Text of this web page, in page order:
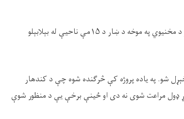
د مخنیوي په موخه د ښار د ۱۵مې ناحیې له بېلابېلو
شو. په یاده پروژه کې څرګنده شوه چې د کندهار
ډول مراعت شوی نه دی او ځینې برخې یې د منظور شوې